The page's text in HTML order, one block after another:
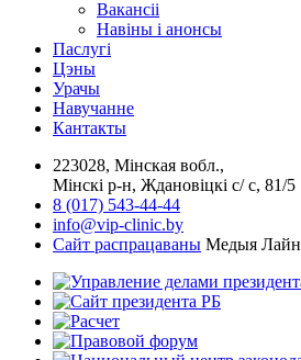
Вакансіі
Навіны і анонсы
Паслугi
Цэны
Урачы
Навучанне
Кантакты
223028, Мінская вобл.,
Мінскі р-н, Ждановіцкі с/ с, 81/5
8 (017) 543-44-44
info@vip-clinic.by
Сайт распрацаваны Медыя Лайн